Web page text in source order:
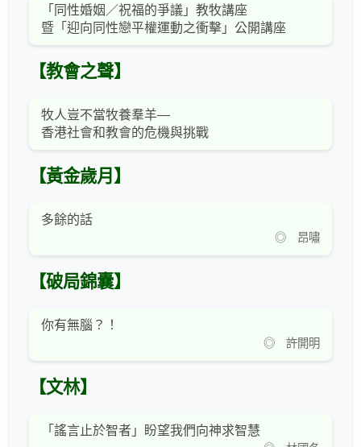
「同性婚姻／祝福的爭議」教牧講座
暨「迎向同性戀平權運動之衝擊」公開講座
【教會之聲】
牧人豈不當牧養羣羊—
香港社會和教會的危機與挑戰
【黃金歲月】
多餘的話
◎ 昂嘯
【破局錦囊】
你有無腦？！
◎ 許開明
【文林】
「謠言止於智者」盼望我們向神求智慧